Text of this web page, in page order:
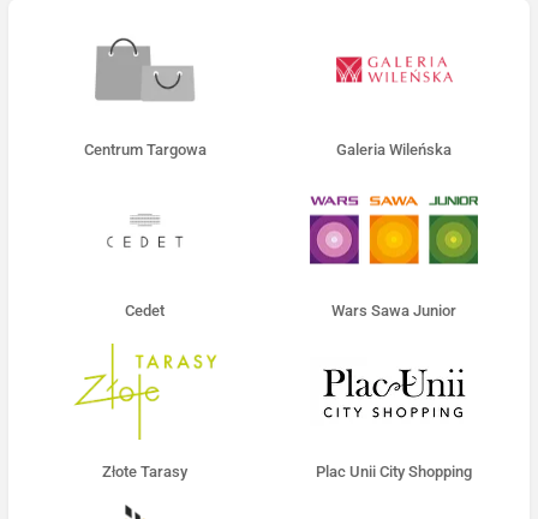
Centrum Targowa Galeria Wileńska
Cedet Wars Sawa Junior
Złote Tarasy Plac Unii City Shopping